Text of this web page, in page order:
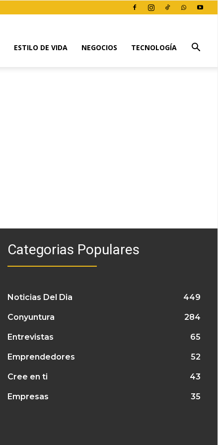
ESTILO DE VIDA NEGOCIOS TECNOLOGÍA
Categorias Populares
Noticias Del Dia 449
Conyuntura 284
Entrevistas 65
Emprendedores 52
Cree en ti 43
Empresas 35